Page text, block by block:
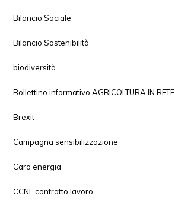
Bilancio Sociale
Bilancio Sostenibilità
biodiversità
Bollettino informativo AGRICOLTURA IN RETE
Brexit
Campagna sensibilizzazione
Caro energia
CCNL contratto lavoro